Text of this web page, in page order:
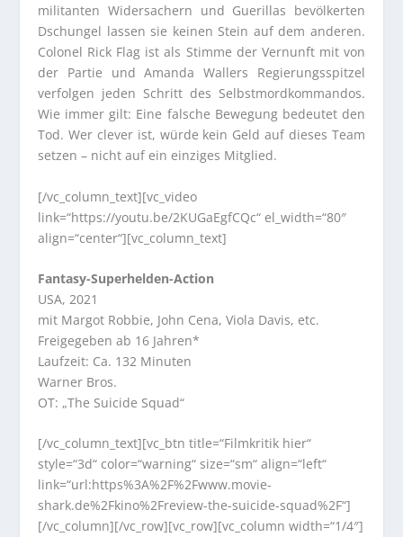
militanten Widersachern und Guerillas bevölkerten
Dschungel lassen sie keinen Stein auf dem anderen.
Colonel Rick Flag ist als Stimme der Vernunft mit von
der Partie und Amanda Wallers Regierungsspitzel
verfolgen jeden Schritt des Selbstmordkommandos.
Wie immer gilt: Eine falsche Bewegung bedeutet den
Tod. Wer clever ist, würde kein Geld auf dieses Team
setzen – nicht auf ein einziges Mitglied.
[/vc_column_text][vc_video
link=“https://youtu.be/2KUGaEgfCQc“ el_width=“80″
align=“center“][vc_column_text]
Fantasy-Superhelden-Action
USA, 2021
mit Margot Robbie, John Cena, Viola Davis, etc.
Freigegeben ab 16 Jahren*
Laufzeit: Ca. 132 Minuten
Warner Bros.
OT: „The Suicide Squad“
[/vc_column_text][vc_btn title=“Filmkritik hier“
style=“3d“ color=“warning“ size=“sm“ align=“left“
link=“url:https%3A%2F%2Fwww.movie-
shark.de%2Fkino%2Freview-the-suicide-squad%2F“]
[/vc_column][/vc_row][vc_row][vc_column width=“1/4″]